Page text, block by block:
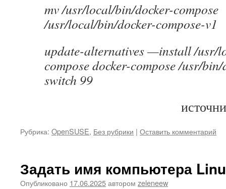
mv /usr/local/bin/docker-compose
/usr/local/bin/docker-compose-v1
update-alternatives —install /usr/
compose docker-compose /usr/
switch 99
Рубрика: OpenSUSE, Без рубрики | Оставить комментарий
Задать имя компьютера
Опубликовано 17.06.2025автором zeleneew